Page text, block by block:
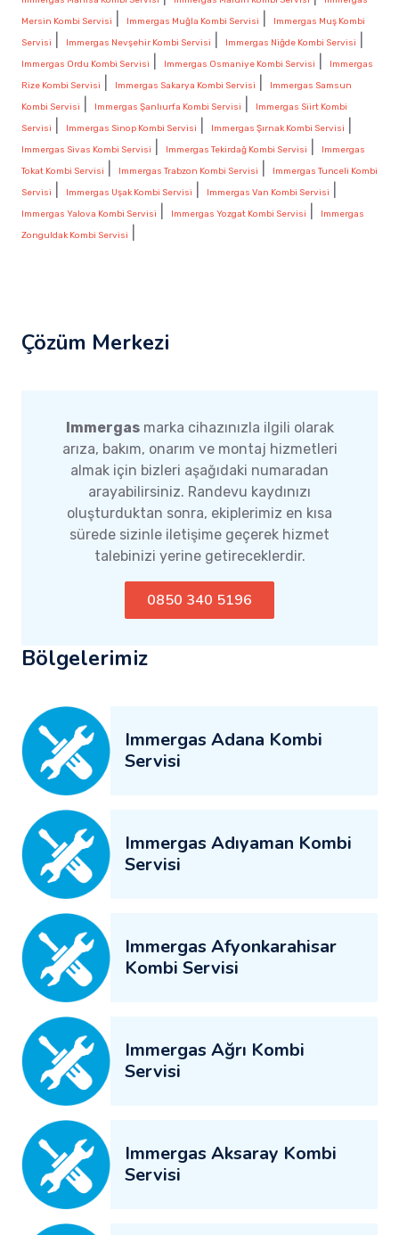
Mersin Kombi Servisi
Immergas Muğla Kombi Servisi
Immergas Muş Kombi
Servisi
Immergas Nevşehir Kombi Servisi Immergas Niğde Kombi Servisi
Immergas Ordu Kombi Servisi Immergas Osmaniye Kombi Servisi
Immergas
Rize Kombi Servisi
Immergas Sakarya Kombi Servisi
Immergas Samsun
Kombi Servisi
Immergas Şanlıurfa Kombi Servisi
Immergas Siirt Kombi
Servisi
Immergas Sinop Kombi Servisi Immergas Şırnak Kombi Servisi
Immergas Sivas Kombi Servisi Immergas Tekirdağ Kombi Servisi
Immergas
Tokat Kombi Servisi
Immergas Trabzon Kombi Servisi
Immergas Tunceli Kombi
Servisi
Immergas Uşak Kombi Servisi Immergas Van Kombi Servisi
Immergas Yalova Kombi Servisi Immergas Yozgat Kombi Servisi
Immergas
Zonguldak Kombi Servisi
Çözüm Merkezi
Immergasmarka cihazınızla ilgili olarak
arıza, bakım, onarım ve montaj hizmetleri
almak için bizleri aşağıdaki numaradan
arayabilirsiniz. Randevu kaydınızı
oluşturduktan sonra, ekiplerimiz en kısa
sürede sizinle iletişime geçerek hizmet
talebinizi yerine getireceklerdir.
0850 340 5196
Bölgelerimiz
Immergas Adana Kombi
Servisi
Immergas Adıyaman Kombi
Servisi
Immergas Afyonkarahisar
Kombi Servisi
Immergas Ağrı Kombi
Servisi
Immergas Aksaray Kombi
Servisi